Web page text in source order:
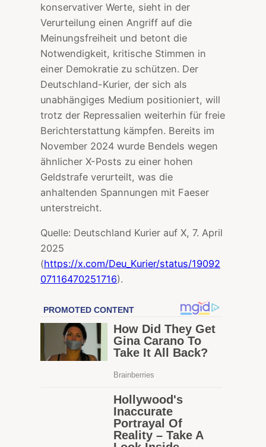
konservativer Werte, sieht in der
Verurteilung einen Angriff auf die
Meinungsfreiheit und betont die
Notwendigkeit, kritische Stimmen in
einer Demokratie zu schützen. Der
Deutschland-Kurier, der sich als
unabhängiges Medium positioniert, will
trotz der Repressalien weiterhin für freie
Berichterstattung kämpfen. Bereits im
November 2024 wurde Bendels wegen
ähnlicher X-Posts zu einer hohen
Geldstrafe verurteilt, was die
anhaltenden Spannungen mit Faeser
unterstreicht.
Quelle: Deutschland Kurier auf X, 7. April
2025
(https://x.com/Deu_Kurier/status/19092
07116470251716).